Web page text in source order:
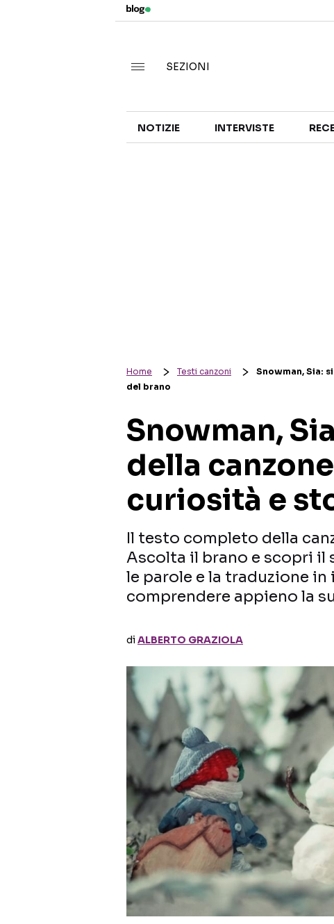
SEZIONI
NOTIZIE INTERVISTE
Home Testi canzoni
Snowman, Sia:
del brano
Snowman,
della
curiosità e
Il testo completo della
Ascolta il brano e scopri
le parole e la traduzione
comprendere appieno la
diALBERTO GRAZIOLA